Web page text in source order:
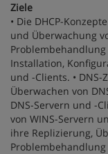
Ziele
• Die DHCP-
und Überwachung
Problembehandlung
Installation,
und -Clients. • DNS-
Überwachen von
DNS-Servern und -
von WINS-Servern
ihre Replizierung,